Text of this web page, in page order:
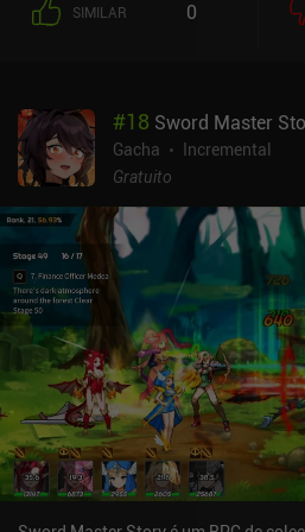
classe desempenham papéis
penhascos ou montando armadilhas. É interessante notar que um
modo de jogo separado inspirado em
ocasionalmente voltar no tempo para
um pouco de valor de repetição, pois
finais com base em nossas decisões. A detalhada arte em pixel e a
mistura de sprites 2D e ambientes
criando uma atmosfera vibrante. E a
complementa tudo isso
polido. No entanto, o jogo é monetizado por meio de um sistema
de gacha para novas unidades ou
energia. Isso pode parecer um pouco
preferem uma experiência de RPG
ainda é bom como um jogador
maior parte, separada da gacha. O Sword of Convallaria captura a
essência dos jogos de estratégia
modernos suficientes para se destacar.
SIMILAR 0
#18 Sword Master
Gacha
Incremental
Gratuito